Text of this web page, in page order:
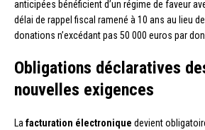
anticipées bénéficient d’un régime de faveur
délai de rappel fiscal ramené à 10 ans au lieu
donations n’excédant pas 50 000 euros par
Obligations déclaratives
nouvelles exigences
Lafacturation électronique devient